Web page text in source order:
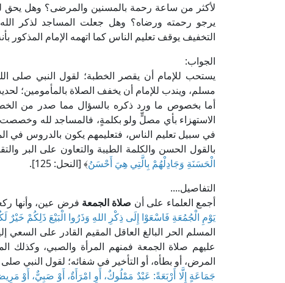
لأكثر من ساعة رحمة بالمسنين والمرضى؟ وهل يحق
يرجو رحمته ورضاه؟ وهل جعلت المساجد لذكر الله
التخفيف يوقف تعليم الناس كما اتهمه الإمام
الجواب:
يستحب للإمام أن يقصر الخطبة؛ لقول النبي صلى
مسلم، ويندب للإمام أن يخفف الصلاة بالمأمومين؛
أما بخصوص ما ورد ذكره بالسؤال مما صدر من
الاستهزاء بأي مصلٍّ ولو بكلمةٍ، فالمساجد لله
في سبيل تعليم الناس، فتعليمهم يكون بالدروس في
بالقول الحسن والكلمة الطيبة والتعاون على البر
الْحَسَنَةِ وَجَادِلْهُمْ بِالَّتِي هِيَ أَحْسَنُ﴾ [النحل: 125].
التفاصيل....
أجمع العلماء على أن صلاة الجمعة فرض عين، وأنها
يَوْمِ الْجُمُعَةِ فَاسْعَوْا إِلَى ذِكْرِ اللهِ وَذَرُوا الْبَيْعَ ذَلِكُمْ خَيْرٌ
المسلم الحر البالغ العاقل المقيم القادر على السعي
عليهم صلاة الجمعة فمنهم المرأة والصبي، وكذلك
المرض، أو بطأه، أو التأخير في شفائه؛ لقول النبي
جَمَاعَةٍ إِلَّا أَرْبَعَةً: عَبْدٌ مَمْلُوكٌ، أَوِ امْرَأَةٌ، أَوْ صَبِيٌّ، أَوْ